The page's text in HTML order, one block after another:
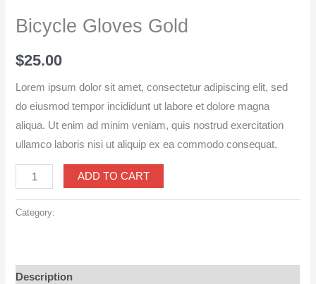
Bicycle Gloves Gold
$25.00
Lorem ipsum dolor sit amet, consectetur adipiscing elit, sed
do eiusmod tempor incididunt ut labore et dolore magna
aliqua. Ut enim ad minim veniam, quis nostrud exercitation
ullamco laboris nisi ut aliquip ex ea commodo consequat.
ADD TO CART
Category:
Description